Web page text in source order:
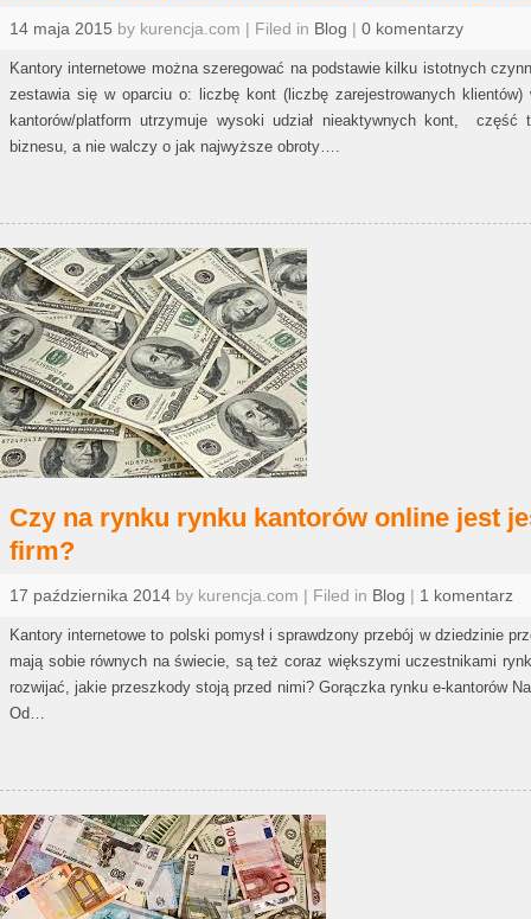
14 maja 2015 by kurencja.com | Filed in Blog | 0 komentarzy
Kantory internetowe można szeregować na podstawie kilku istotnych
zestawia się w oparciu o: liczbę kont (liczbę zarejestrowanych
kantorów/platform utrzymuje wysoki udział nieaktywnych kont,
biznesu, a nie walczy o jak najwyższe obroty….
Czy na rynku rynku kantorów online jest
firm?
17 października 2014 by kurencja.com | Filed in Blog | 1 komentarz
Kantory internetowe to polski pomysł i sprawdzony przebój w dziedzinie
mają sobie równych na świecie, są też coraz większymi uczestnikami
rozwijać, jakie przeszkody stoją przed nimi? Gorączka rynku e-kantorów
Od…